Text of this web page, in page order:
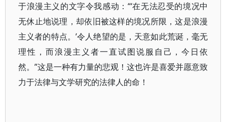
于浪漫主义的文字令我感动：“‘在无法忍受的境况中
无休止地说理，却依旧被这样的境况所限，这是浪漫
主义者的特点。’令人绝望的是，天意如此荒诞，毫无
理性，而浪漫主义者一直试图说服自己，今日依
然。”这是一种有力量的悲观！这也许是喜爱并愿意致
力于法律与文学研究的法律人的命！